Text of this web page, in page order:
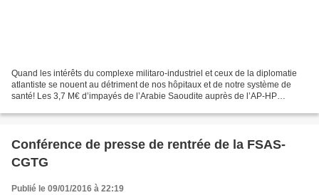
Quand les intérêts du complexe militaro-industriel et ceux de la diplomatie
atlantiste se nouent au détriment de nos hôpitaux et de notre système de
santé! Les 3,7 M€ d’impayés de l’Arabie Saoudite auprès de l’AP-HP
Conférence de presse de rentrée de la FSAS-
CGTG
Publié le 09/01/2016 à 22:19